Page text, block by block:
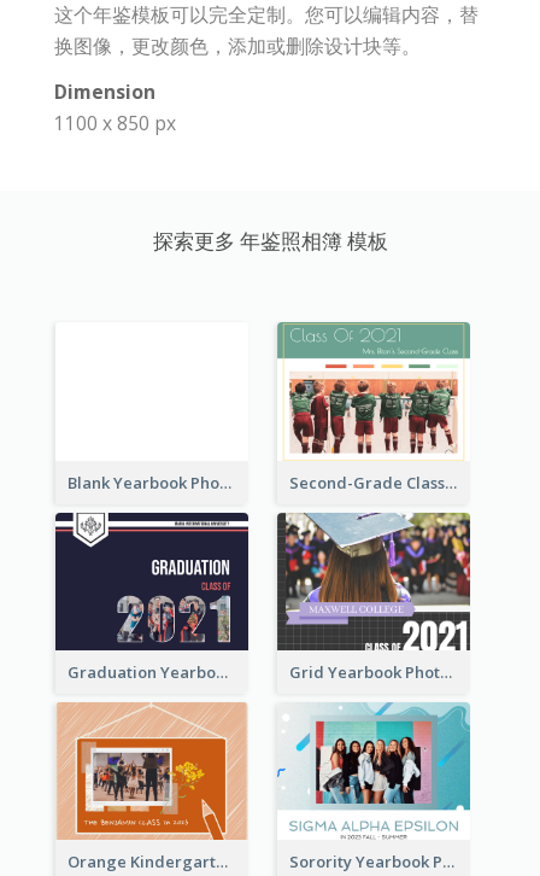
这个年鉴模板可以完全定制。您可以编辑内容，替
换图像，更改颜色，添加或删除设计块等。
Dimension
1100 x 850 px
探索更多 年鉴照相簿 模板
Blank Yearbook Photo Book Second-Grade Class Yearbook Photo Book
Graduation Yearbook Photo Book Grid Yearbook Photo Book
Orange Kindergarten Yearbook Photo Book Sorority Yearbook Photo Book